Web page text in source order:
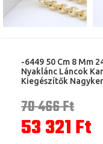
-6449 50 Cm 8 Mm
Nyaklánc Láncok
Kiegészítők
70 466Ft
53 321Ft